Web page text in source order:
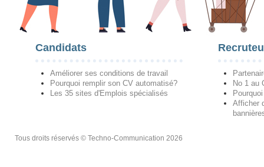
Candidats
Améliorer ses conditions de travail
Pourquoi remplir son CV automatisé?
Les 35 sites d'Emplois spécialisés
No 1 au
Afficher
Tous droits réservés © Techno-Communication 2026